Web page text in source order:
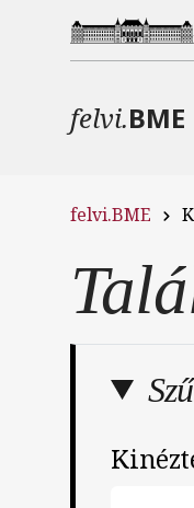
Ugrás a tartalomra
felvi.BME
felvi.BME